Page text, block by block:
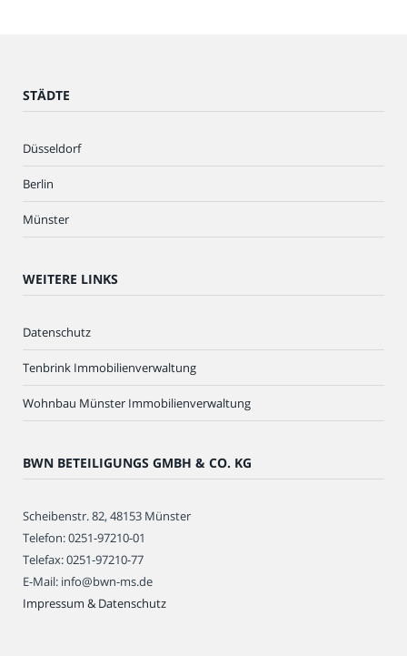
STÄDTE
Düsseldorf
Berlin
Münster
WEITERE LINKS
Datenschutz
Tenbrink Immobilienverwaltung
Wohnbau Münster Immobilienverwaltung
BWN BETEILIGUNGS GMBH & CO. KG
Scheibenstr. 82, 48153 Münster
Telefon: 0251-97210-01
Telefax: 0251-97210-77
E-Mail: info@bwn-ms.de
Impressum & Datenschutz